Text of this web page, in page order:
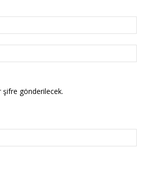
şifre gönderilecek.